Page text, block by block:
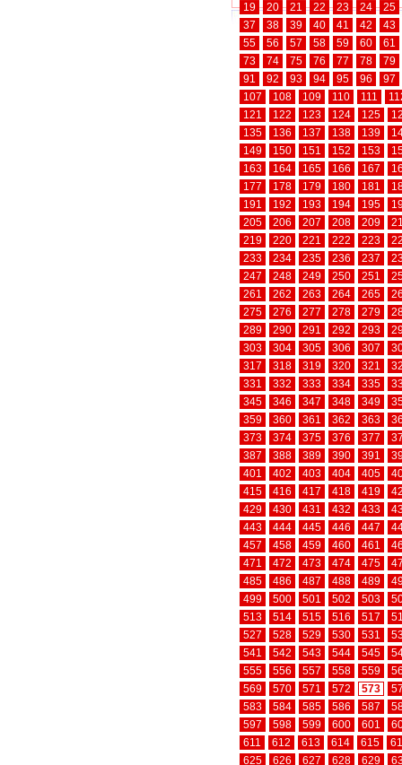
19
20 21 22 23 24
25
37
38 39 40 41 42
43
55
56 57 58 59 60
61
73
74 75 76 77 78
79
91
92 93 94 95 96
97
107
108 109 110 111
121
122 123 124 125
135
136 137 138 139
149
150 151 152 153
163
164 165 166 167
177
178 179 180 181
191
192 193 194 195
205
206 207 208 209
219
220 221 222 223
233
234 235 236 237
247
248 249 250 251
261
262 263 264 265
275
276 277 278 279
289
290 291 292 293
303
304 305 306 307
317
318 319 320 321
331
332 333 334 335
345
346 347 348 349
359
360 361 362 363
373
374 375 376 377
387
388 389 390 391
401
402 403 404 405
415
416 417 418 419
429
430 431 432 433
443
444 445 446 447
457
458 459 460 461
471
472 473 474 475
485
486 487 488 489
499
500 501 502 503
513
514 515 516 517
527
528 529 530 531
541
542 543 544 545
555
556 557 558 559
569
570 571 572 573
583
584 585 586 587
597
598 599 600 601
611
612 613 614 615
625
626 627 628 629